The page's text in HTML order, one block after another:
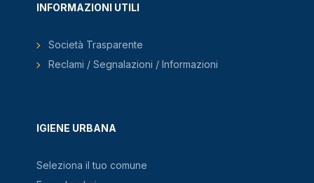
IGIENE URBANA
Seleziona il tuo comune
INFORMAZIONI UTILI
Società Trasparente
Reclami / Segnalazioni / Informazioni